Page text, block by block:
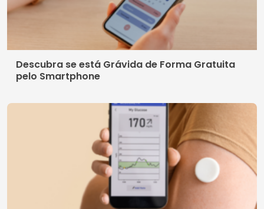
Descubra se está Grávida de Forma Gratuita
pelo Smartphone